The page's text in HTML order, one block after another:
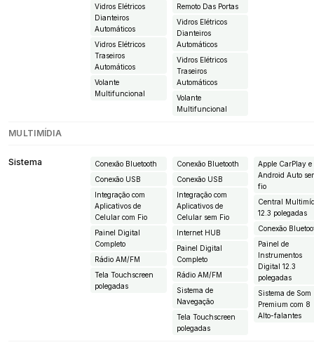
Vidros Elétricos
Dianteiros
Automáticos
Vidros Elétricos
Traseiros
Automáticos
Volante
Multifuncional
Remoto Das Portas
Vidros Elétricos
Dianteiros
Automáticos
Vidros Elétricos
Traseiros
Automáticos
Volante
Multifuncional
MULTIMÍDIA
Sistema
Conexão Bluetooth
Conexão USB
Integração com
Aplicativos de
Celular com Fio
Painel Digital
Completo
Rádio AM/FM
Tela Touchscreen
polegadas
Conexão Bluetooth
Conexão USB
Integração com
Aplicativos de
Celular sem Fio
Internet HUB
Painel Digital
Completo
Rádio AM/FM
Sistema de
Navegação
Tela Touchscreen
polegadas
Apple CarPlay e
Android Auto
fio
Central
12.3 polegadas
Conexão
Painel de
Instrumentos
Digital 12.3
polegadas
Sistema de Som
Premium com 8
Alto-falantes